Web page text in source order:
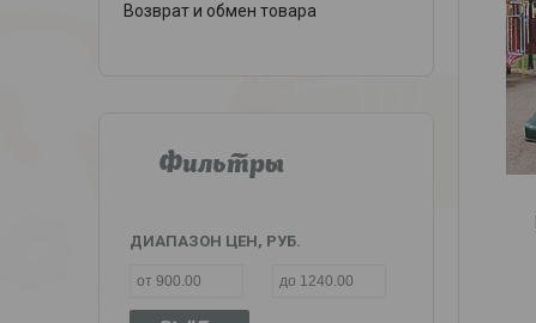
Возврат и обмен товара
Фильтры
ДИАПАЗОН ЦЕН, РУБ.